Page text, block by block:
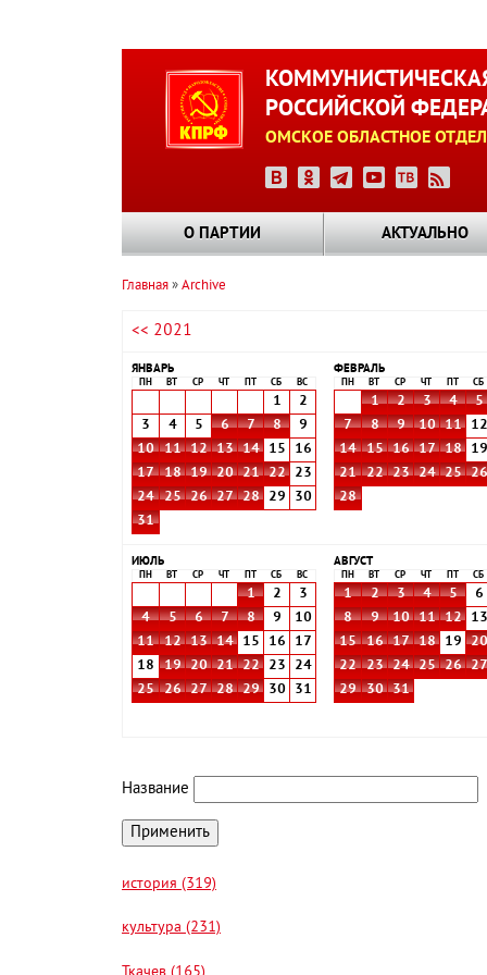
РОССИЙСКОЙ
ОМСКОЕ ОБЛАСТНОЕ
О ПАРТИИ АКТУАЛЬНО
навигации
Главная Archive
<< 2021
ЯНВАРЬ
ПН ВТ СР ЧТ СБ ВС
1
2
3
4 5 6 7 8
9
10
11 12 13 14 15
16
17
18 19 20 21 22
23
24
25 26 27 28 29
30
31
ФЕВРАЛЬ
ПН ВТ СР ЧТ СБ
1 2 3 4 5
7
8 9 10 11 12
14
15 16 17 18 19
21
22 23 24 25 26
28
ИЮЛЬ
ПН ВТ СР ЧТ СБ ВС
1 2
3
4
5 6 7 8 9
10
11
12 13 14 15 16
17
18
19 20 21 22 23
24
25
26 27 28 29 30 31
АВГУСТ
ПН ВТ СР ЧТ СБ
1 2 3 4 5 6
8
9 10 11 12 13
15
16 17 18 19 20
22
23 24 25 26 27
29
30 31
Название
история (319)
культура (231)
Ткачев (165)